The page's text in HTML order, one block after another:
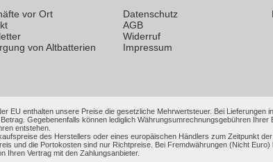
vor Ort
von Altbatterien
Datenschutz
AGB
Widerruf
Impressum
EU enthalten unsere Preise die gesetzliche Mehrwertsteuer. Bei
Gegebenenfalls können lediglich Währungsumrechnungsgebühren
entstehen.
des Herstellers oder eines europäischen Händlers zum Zeitpunkt
und die Portokosten sind nur Richtpreise. Bei Fremdwährungen (Nicht
Ihren Vertrag mit den Zahlungsanbieter.